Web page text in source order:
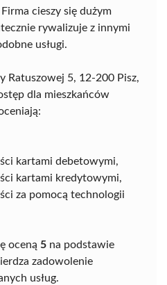
cieszy się dużym
rywalizuje z innymi
usługi.
Ratuszowej 5, 12-200 Pisz,
dla mieszkańców
kartami debetowymi,
kartami kredytowymi,
za pomocą technologii
oceną 5 na podstawie
zadowolenie
usług.